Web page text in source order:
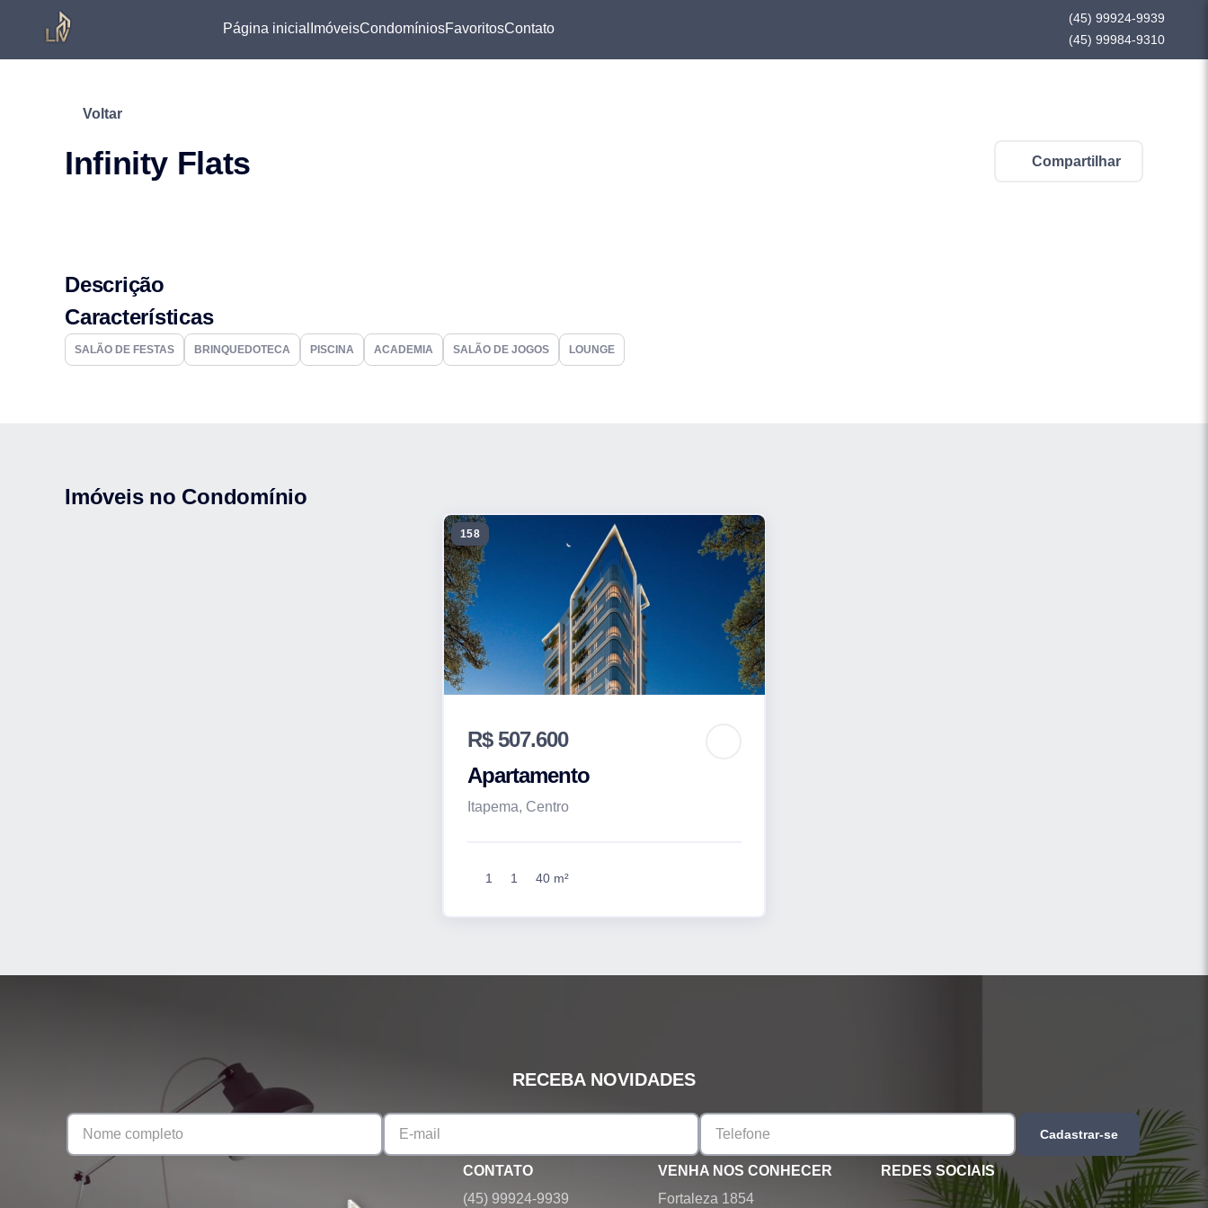
Página inicial ImóveisCondomíniosFavoritosContato
(45) 99924-9939
(45) 99984-9310
Voltar
Infinity Flats Compartilhar
Descrição
Características
SALÃO DE FESTAS BRINQUEDOTECA PISCINA ACADEMIA SALÃO DE JOGOS LOUNGE
Imóveis no Condomínio
158
R$ 507.600
Apartamento
Itapema, Centro
1 1 40 m²
RECEBA NOVIDADES
Cadastrar-se
CONTATO
(45) 99924-9939
VENHA NOS CONHECER
Fortaleza 1854
REDES SOCIAIS